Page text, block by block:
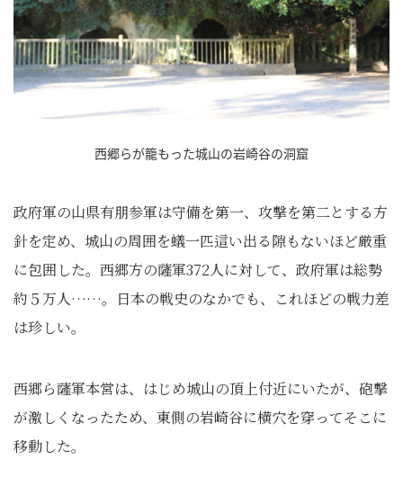
西郷らが籠もった城山の岩崎谷の洞窟
政府軍の山県有朋参軍は守備を第一、攻撃を第二とする方
針を定め、城山の周囲を蟻一匹這い出る隙もないほど厳重
に包囲した。西郷方の薩軍372人に対して、政府軍は総勢
約５万人……。日本の戦史のなかでも、これほどの戦力差
は珍しい。
西郷ら薩軍本営は、はじめ城山の頂上付近にいたが、砲撃
が激しくなったため、東側の岩崎谷に横穴を穿ってそこに
移動した。